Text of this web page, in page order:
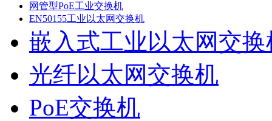
网管型PoE工业交换机
EN50155工业以太网交换机
嵌入式工业以太网交换
光纤以太网交换机
PoE交换机